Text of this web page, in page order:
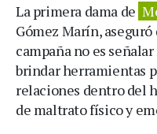
La primera dama de
Gómez Marín,
campaña no es
brindar herramientas
relaciones dentro del
de maltrato físico y